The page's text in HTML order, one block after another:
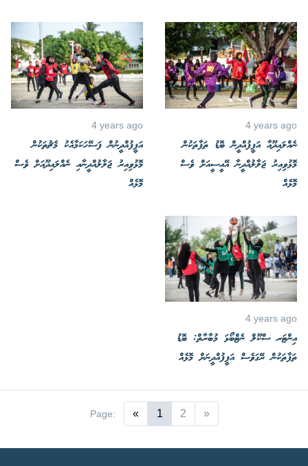
4 years ago
ނެއްލައިދޫއާ އަފީފުއްދީން ބޮޑު ތަފާތަކުން
މޮޅުވިއިރު ޖަލާލުއްދީނާ އޭއީސީއަށް ވެސް
މޮޅެއް
4 years ago
އަފީފުއްދީނުން ފަސޭހަކަމާއެކު މެޗުތަކުން
މޮޅުވިއިރު ޖަލާލުއްދީނާއި ނެއްލައިދޫއަށް ވެސް
މޮޅެއް
4 years ago
އިންޓަރ ސްކޫލް ނެޓްބޯޅަ މުބާރާތް: ބޮޑު
ތަފާތަކުން ރޭގަވެސް އަފީފުއްދީނަށް މޮޅެއް
Page: « 1 2 »